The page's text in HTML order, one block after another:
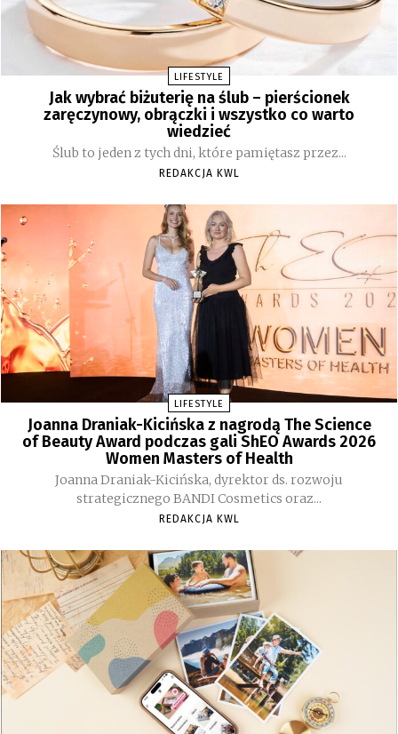
LIFESTYLE
Jak wybrać biżuterię na ślub – pierścionek
zaręczynowy, obrączki i wszystko co warto
wiedzieć
Ślub to jeden z tych dni, które pamiętasz przez...
REDAKCJA KWL
LIFESTYLE
Joanna Draniak-Kicińska z nagrodą The Science
of Beauty Award podczas gali ShEO Awards 2026
Women Masters of Health
Joanna Draniak-Kicińska, dyrektor ds. rozwoju
strategicznego BANDI Cosmetics oraz...
REDAKCJA KWL